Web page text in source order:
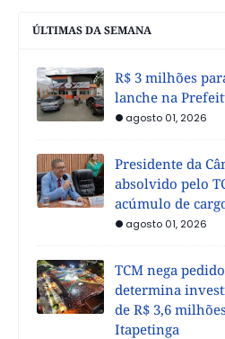
ÚLTIMAS DA SEMANA
R$ 3 milhões
lanche na
agosto 01, 2026
Presidente da
absolvido pelo
acúmulo de
agosto 01, 2026
TCM nega
determina
de R$ 3,6
Itapetinga